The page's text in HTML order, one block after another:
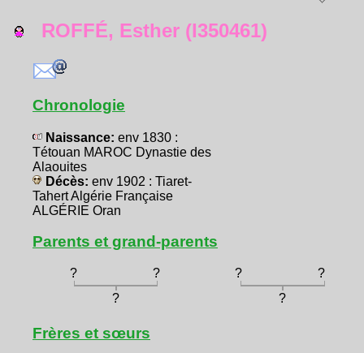
ROFFÉ, Esther (I350461)
Chronologie
Naissance: env 1830 :
Tétouan MAROC Dynastie des
Alaouites
Décès: env 1902 : Tiaret-
Tahert Algérie Française
ALGÉRIE Oran
Parents et grand-parents
? ? ?
?
?
?
Frères et sœurs